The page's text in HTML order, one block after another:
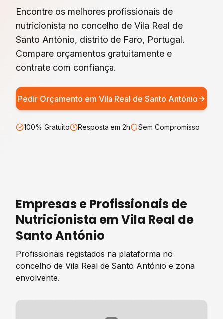
Encontre os melhores profissionais de
nutricionista no concelho de Vila Real de
Santo António, distrito de Faro, Portugal.
Compare orçamentos gratuitamente e
contrate com confiança.
Pedir Orçamento em Vila Real de Santo António
100% Gratuito Resposta em 2h Sem Compromisso
Empresas e Profissionais de
Nutricionista emVila Real de
Santo António
Profissionais registados na plataforma no
concelho de Vila Real de Santo António e zona
envolvente.